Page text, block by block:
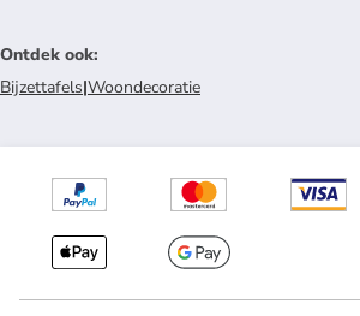
Ontdek ook:
Bijzettafels|Woondecoratie